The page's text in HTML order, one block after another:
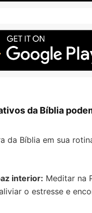
da Bíblia
da Bíblia em sua
interior: Meditar na
o estresse e